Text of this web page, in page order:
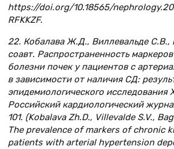
https://doi.org/10.18565/
RFKKZF.
22. Кобалава Ж.Д., Виллевальде С.В.,
соавт. Распространенность
болезни почек у пациентов с
в зависимости от наличия СД:
эпидемиологического
Российский кардиологический
101. (Kobalava Zh.D., Villevalde S.V.,
The prevalence of markers of chronic
patients with arterial hypertension